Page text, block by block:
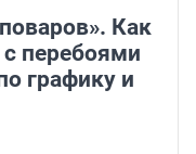
Как
перебоями
графику и